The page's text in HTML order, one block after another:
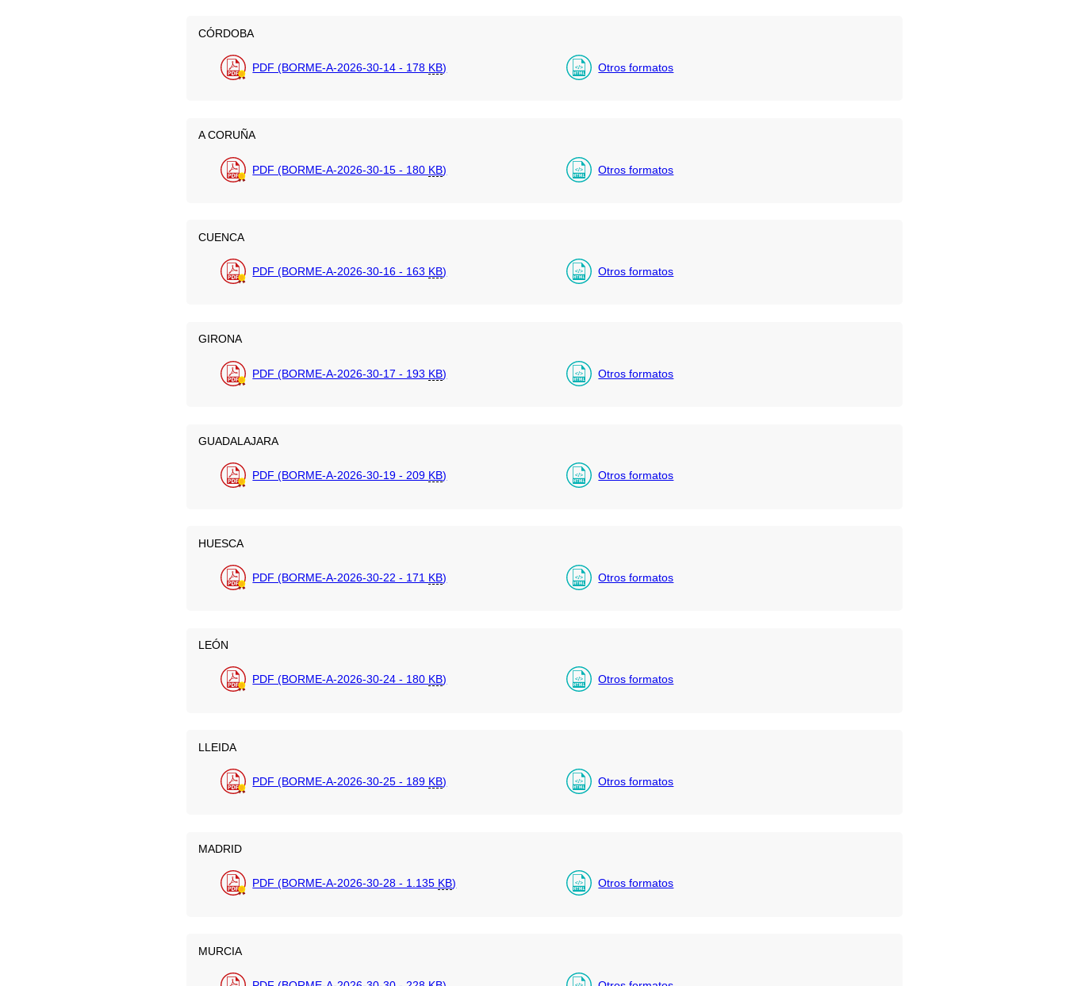
CÓRDOBA
PDF (BORME-A-2026-30-14 - 178 KB) Otros formatos
A CORUÑA
PDF (BORME-A-2026-30-15 - 180 KB) Otros formatos
CUENCA
PDF (BORME-A-2026-30-16 - 163 KB) Otros formatos
GIRONA
PDF (BORME-A-2026-30-17 - 193 KB) Otros formatos
GUADALAJARA
PDF (BORME-A-2026-30-19 - 209 KB) Otros formatos
HUESCA
PDF (BORME-A-2026-30-22 - 171 KB) Otros formatos
LEÓN
PDF (BORME-A-2026-30-24 - 180 KB) Otros formatos
LLEIDA
PDF (BORME-A-2026-30-25 - 189 KB) Otros formatos
MADRID
PDF (BORME-A-2026-30-28 - 1.135 KB) Otros formatos
MURCIA